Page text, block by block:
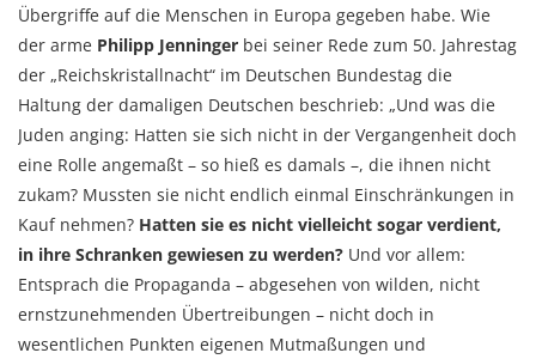
Übergriffe auf die Menschen in Europa gegeben habe. Wie
der arme Philipp Jenninger bei seiner Rede zum 50. Jahrestag
der „Reichskristallnacht“ im Deutschen Bundestag die
Haltung der damaligen Deutschen beschrieb: „Und was die
Juden anging: Hatten sie sich nicht in der Vergangenheit doch
eine Rolle angemaßt – so hieß es damals –, die ihnen nicht
zukam? Mussten sie nicht endlich einmal Einschränkungen in
Kauf nehmen? Hatten sie es nicht vielleicht sogar verdient,
in ihre Schranken gewiesen zu werden? Und vor allem:
Entsprach die Propaganda – abgesehen von wilden, nicht
ernstzunehmenden Übertreibungen – nicht doch in
wesentlichen Punkten eigenen Mutmaßungen und